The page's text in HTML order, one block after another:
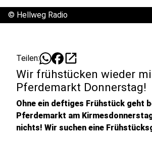
© Hellweg Radio
Teilen: open_in_new
Wir frühstücken wieder
Pferdemarkt Donnerstag!
Ohne ein deftiges Frühstück geht
Pferdemarkt am
nichts! Wir suchen eine